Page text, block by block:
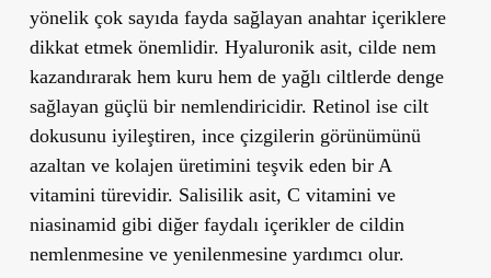
yönelik çok sayıda fayda sağlayan anahtar içeriklere
dikkat etmek önemlidir. Hyaluronik asit, cilde nem
kazandırarak hem kuru hem de yağlı ciltlerde denge
sağlayan güçlü bir nemlendiricidir. Retinol ise cilt
dokusunu iyileştiren, ince çizgilerin görünümünü
azaltan ve kolajen üretimini teşvik eden bir A
vitamini türevidir. Salisilik asit, C vitamini ve
niasinamid gibi diğer faydalı içerikler de cildin
nemlenmesine ve yenilenmesine yardımcı olur.